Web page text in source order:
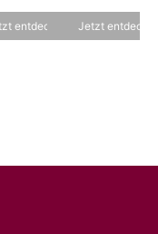
entdecken Jetzt